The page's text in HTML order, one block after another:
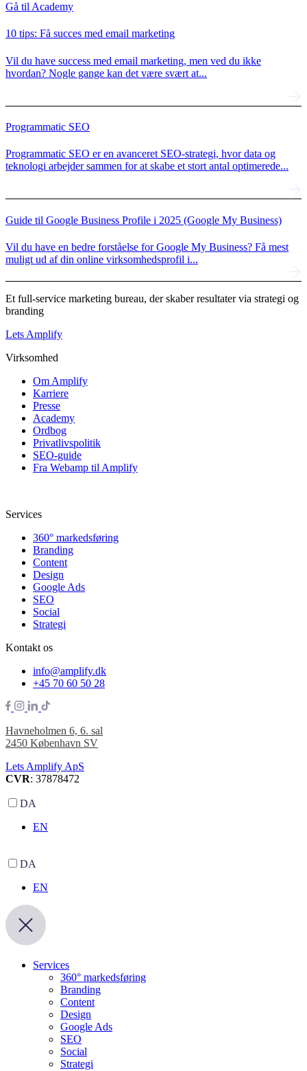
Gå til Academy
10 tips: Få succes med email marketing
Vil du have success med email marketing, men ved du ikke
hvordan? Nogle gange kan det være svært at...
Programmatic SEO
Programmatic SEO er en avanceret SEO-strategi, hvor data og
teknologi arbejder sammen for at skabe et stort antal optimerede...
Guide til Google Business Profile i 2025 (Google My Business)
Vil du have en bedre forståelse for Google My Business? Få mest
muligt ud af din online virksomhedsprofil i...
Et full-service marketing bureau, der skaber resultater via strategi og
branding
Lets Amplify
Virksomhed
Om Amplify
Karriere
Presse
Academy
Ordbog
Privatlivspolitik
SEO-guide
Fra Webamp til Amplify
Services
360° markedsføring
Branding
Content
Design
Google Ads
SEO
Social
Strategi
Kontakt os
info@amplify.dk
+45 70 60 50 28
Havneholmen 6, 6. sal
2450 København SV
Lets Amplify ApS
CVR: 37878472
DA
EN
DA
EN
Services
360° markedsføring
Branding
Content
Design
Google Ads
SEO
Social
Strategi